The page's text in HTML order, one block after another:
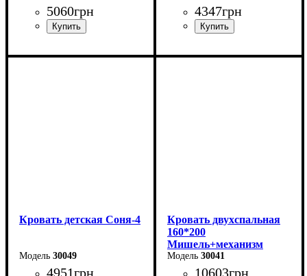
5060грн
Длина - 204,8 см
4347грн
Длина - 204,8 см
Кровать детская Соня-4
30049
4951грн
Кровать двухспальная
160*200
Мишель+механизм
(темно-серая)
30041
10603грн